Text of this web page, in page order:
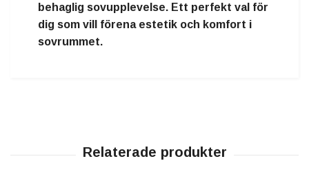
behaglig sovupplevelse. Ett perfekt val för
dig som vill förena estetik och komfort i
sovrummet.